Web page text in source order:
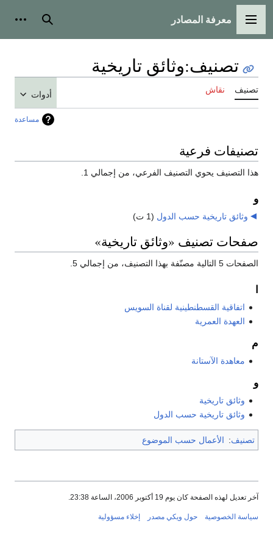
القائمة الرئيسية
معرفة المصادر بحث
تصنيف:وثائق تاريخية
تصنيف نقاش أدوات
مساعدة
تصنيفات فرعية
هذا التصنيف يحوي التصنيف الفرعي، من إجمالي 1.
و
وثائق تاريخية حسب الدول (1 ت)
صفحات تصنيف «وثائق تاريخية»
الصفحات 5 التالية مصنّفة بهذا التصنيف، من إجمالي 5.
اتفاقية القسطنطينية لقناة السويس
العهدة العمرية
م
معاهدة الآستانة
و
وثائق تاريخية
وثائق تاريخية حسب الدول
تصنيف: الأعمال حسب الموضوع
آخر تعديل لهذه الصفحة كان يوم 19 أكتوبر 2006، الساعة 23:38.
سياسة الخصوصية حول ويكي مصدر إخلاء مسؤولية